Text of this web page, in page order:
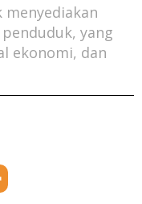
menyediakan
yang
ekonomi, dan